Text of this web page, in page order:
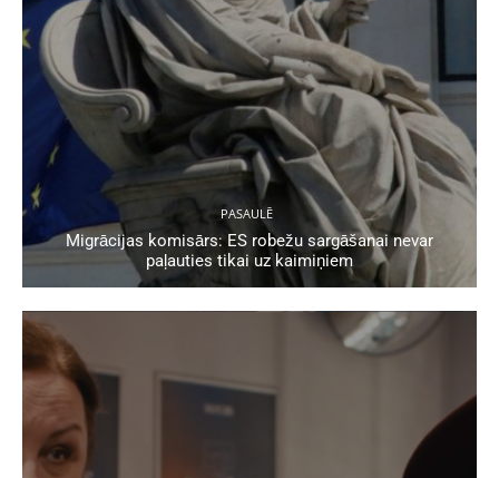
PASAULĒ
Migrācijas komisārs: ES robežu sargāšanai nevar
paļauties tikai uz kaimiņiem